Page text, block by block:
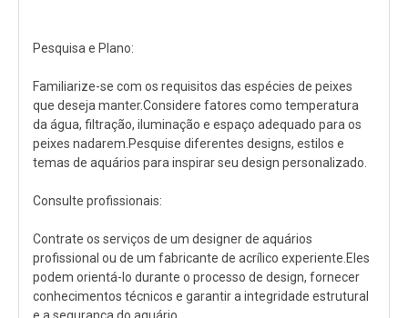
Pesquisa e Plano:
Familiarize-se com os requisitos das espécies de peixes
que deseja manter.Considere fatores como temperatura
da água, filtração, iluminação e espaço adequado para os
peixes nadarem.Pesquise diferentes designs, estilos e
temas de aquários para inspirar seu design personalizado.
Consulte profissionais:
Contrate os serviços de um designer de aquários
profissional ou de um fabricante de acrílico experiente.Eles
podem orientá-lo durante o processo de design, fornecer
conhecimentos técnicos e garantir a integridade estrutural